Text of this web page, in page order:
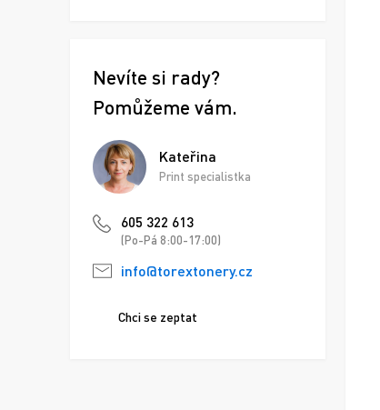
Nevíte si rady?
Pomůžeme vám.
Kateřina
Print specialistka
605 322 613
(Po-Pá 8:00-17:00)
info@torextonery.cz
Chci se zeptat